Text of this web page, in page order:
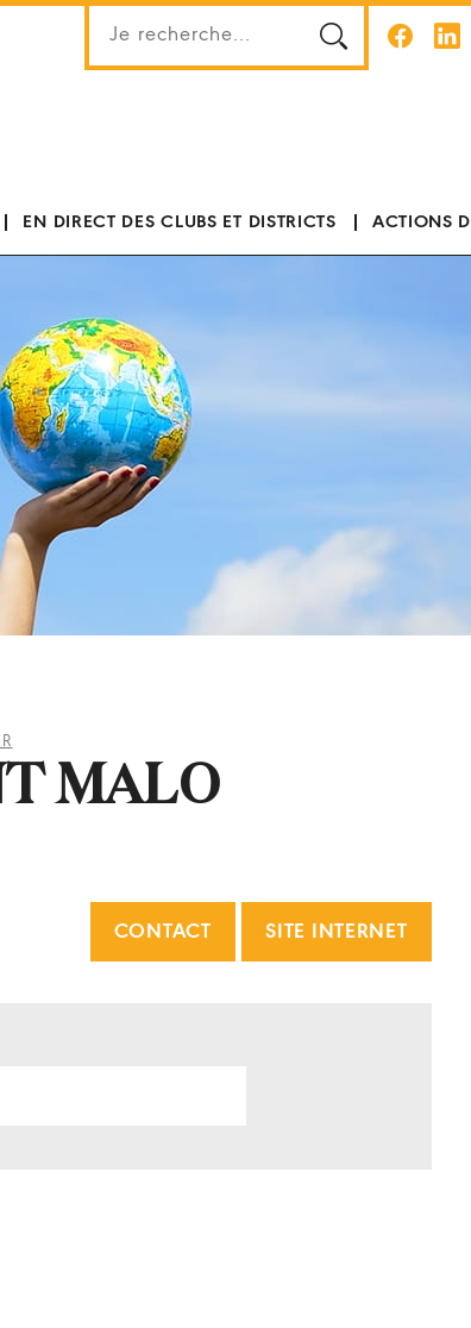
EN DIRECT DES CLUBS ET DISTRICTS ACTIONS
MALO
CONTACT SITE INTERNET